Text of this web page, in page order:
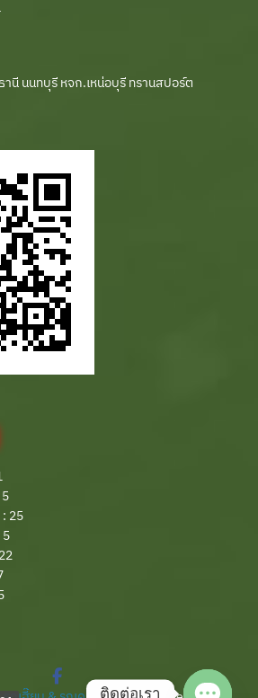
านี นนทบุรี หจก.เหน่อบุรี ทรานสปอร์ต
: 25
5
ติดต่อเรา